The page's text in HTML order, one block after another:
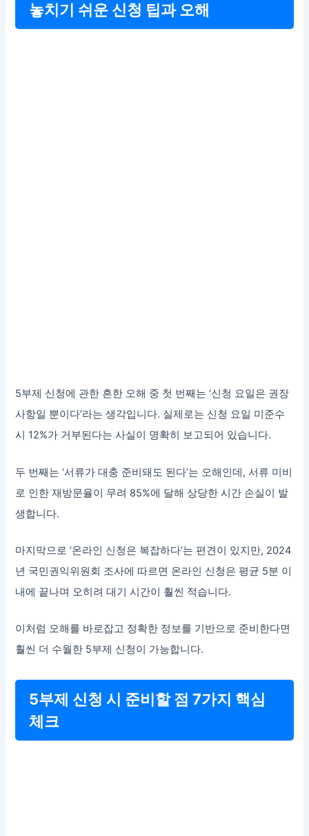
놓치기 쉬운 신청 팁과 오해
5부제 신청에 관한 흔한 오해 중 첫 번째는 ‘신청 요일은 권장
사항일 뿐이다’라는 생각입니다. 실제로는 신청 요일 미준수
시 12%가 거부된다는 사실이 명확히 보고되어 있습니다.
두 번째는 ‘서류가 대충 준비돼도 된다’는 오해인데, 서류 미비
로 인한 재방문율이 무려 85%에 달해 상당한 시간 손실이 발
생합니다.
마지막으로 ‘온라인 신청은 복잡하다’는 편견이 있지만, 2024
년 국민권익위원회 조사에 따르면 온라인 신청은 평균 5분 이
내에 끝나며 오히려 대기 시간이 훨씬 적습니다.
이처럼 오해를 바로잡고 정확한 정보를 기반으로 준비한다면
훨씬 더 수월한 5부제 신청이 가능합니다.
5부제 신청 시 준비할 점 7가지 핵심
체크